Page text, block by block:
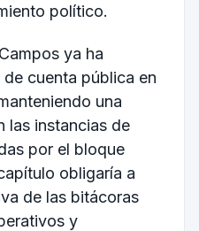
político.
ya ha
cuenta pública en
una
las instancias de
por el bloque
obligaría a
de las bitácoras
y